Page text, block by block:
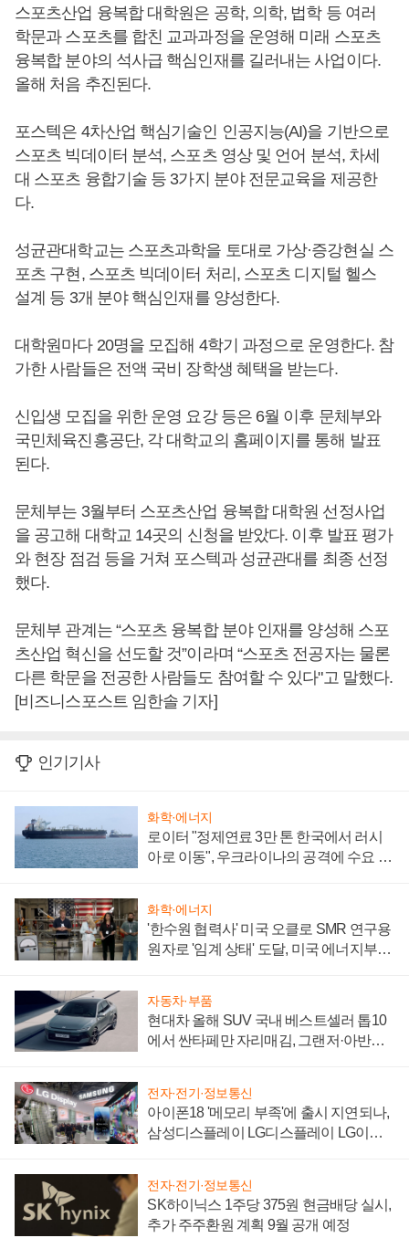
스포츠산업 융복합 대학원은 공학, 의학, 법학 등 여러
학문과 스포츠를 합친 교과과정을 운영해 미래 스포츠
융복합 분야의 석사급 핵심인재를 길러내는 사업이다.
올해 처음 추진된다.
포스텍은 4차산업 핵심기술인 인공지능(AI)을 기반으로
스포츠 빅데이터 분석, 스포츠 영상 및 언어 분석, 차세
대 스포츠 융합기술 등 3가지 분야 전문교육을 제공한
다.
성균관대학교는 스포츠과학을 토대로 가상·증강현실 스
포츠 구현, 스포츠 빅데이터 처리, 스포츠 디지털 헬스
설계 등 3개 분야 핵심인재를 양성한다.
대학원마다 20명을 모집해 4학기 과정으로 운영한다. 참
가한 사람들은 전액 국비 장학생 혜택을 받는다.
신입생 모집을 위한 운영 요강 등은 6월 이후 문체부와
국민체육진흥공단, 각 대학교의 홈페이지를 통해 발표
된다.
문체부는 3월부터 스포츠산업 융복합 대학원 선정사업
을 공고해 대학교 14곳의 신청을 받았다. 이후 발표 평가
와 현장 점검 등을 거쳐 포스텍과 성균관대를 최종 선정
했다.
문체부 관계는 “스포츠 융복합 분야 인재를 양성해 스포
츠산업 혁신을 선도할 것”이라며 “스포츠 전공자는 물론
다른 학문을 전공한 사람들도 참여할 수 있다"고 말했다.
[비즈니스포스트 임한솔 기자]
인기기사
화학·에너지
로이터 "정제연료 3만 톤 한국에서 러시
아로 이동", 우크라이나의 공격에 수요 늘
화학·에너지
'한수원 협력사' 미국 오클로 SMR 연구용
원자로 '임계 상태' 도달, 미국 에너지부
자동차·부품
현대차 올해 SUV 국내 베스트셀러 톱10
에서 싼타페만 자리매김, 그랜저·아반떼
전자·전기·정보통신
아이폰18 '메모리 부족'에 출시 지연되나,
삼성디스플레이 LG디스플레이 LG이노
전자·전기·정보통신
SK하이닉스 1주당 375원 현금배당 실시,
추가 주주환원 계획 9월 공개 예정